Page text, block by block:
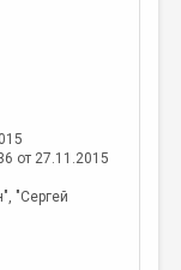
от 27.11.2015
"Сергей